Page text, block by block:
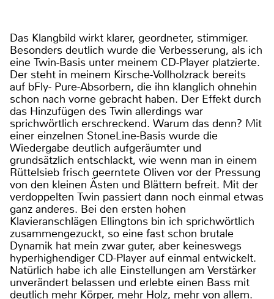
Das Klangbild wirkt klarer, geordneter, stimmiger.
Besonders deutlich wurde die Verbesserung, als ich
eine Twin-Basis unter meinem CD-Player platzierte.
Der steht in meinem Kirsche-Vollholzrack bereits
auf bFly- Pure-Absorbern, die ihn klanglich ohnehin
schon nach vorne gebracht haben. Der Effekt durch
das Hinzufügen des Twin allerdings war
sprichwörtlich erschreckend. Warum das denn? Mit
einer einzelnen StoneLine-Basis wurde die
Wiedergabe deutlich aufgeräumter und
grundsätzlich entschlackt, wie wenn man in einem
Rüttelsieb frisch geerntete Oliven vor der Pressung
von den kleinen Ästen und Blättern befreit. Mit der
verdoppelten Twin passiert dann noch einmal etwas
ganz anderes. Bei den ersten hohen
Klavieranschlägen Ellingtons bin ich sprichwörtlich
zusammengezuckt, so eine fast schon brutale
Dynamik hat mein zwar guter, aber keineswegs
hyperhighendiger CD-Player auf einmal entwickelt.
Natürlich habe ich alle Einstellungen am Verstärker
unverändert belassen und erlebte einen Bass mit
deutlich mehr Körper, mehr Holz, mehr von allem.